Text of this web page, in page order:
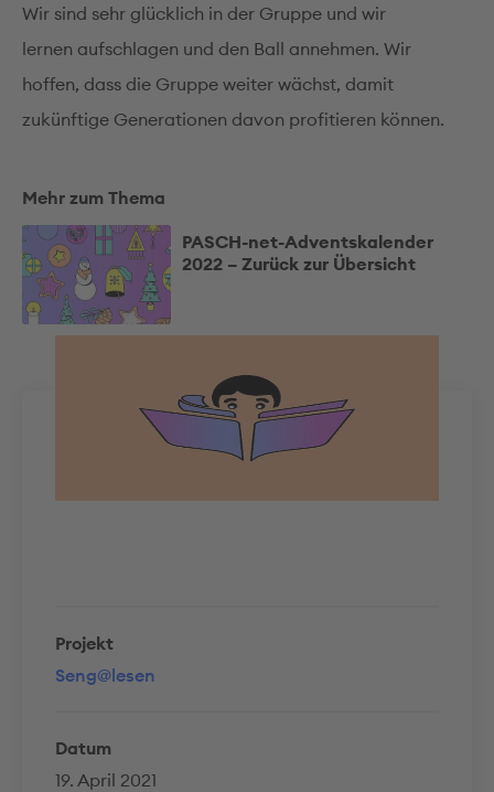
Wir sind sehr glücklich in der Gruppe und wir
lernen aufschlagen und den Ball annehmen. Wir
hoffen, dass die Gruppe weiter wächst, damit
zukünftige Generationen davon profitieren können.
Mehr zum Thema
PASCH-net-Adventskalender
2022 – Zurück zur Übersicht
Projekt
Seng@lesen
Datum
19. April 2021